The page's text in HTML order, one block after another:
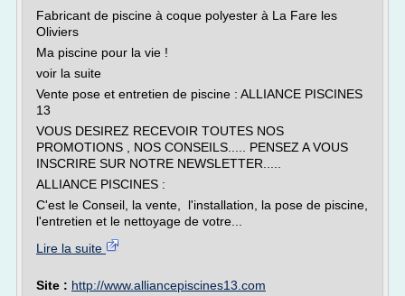
Fabricant de piscine à coque polyester à La Fare les
Oliviers
Ma piscine pour la vie !
voir la suite
Vente pose et entretien de piscine : ALLIANCE PISCINES
13
VOUS DESIREZ RECEVOIR TOUTES NOS
PROMOTIONS , NOS CONSEILS..... PENSEZ A VOUS
INSCRIRE SUR NOTRE NEWSLETTER.....
ALLIANCE PISCINES :
C'est le Conseil, la vente, l'installation, la pose de piscine,
l'entretien et le nettoyage de votre...
Lire la suite
Site : http://www.alliancepiscines13.com